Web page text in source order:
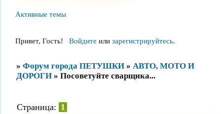
Активные темы
Привет, Гость! Войдите или зарегистрируйтесь.
» Форум города ПЕТУШКИ » АВТО, МОТО И
ДОРОГИ » Посоветуйте сварщика...
Страница: 1